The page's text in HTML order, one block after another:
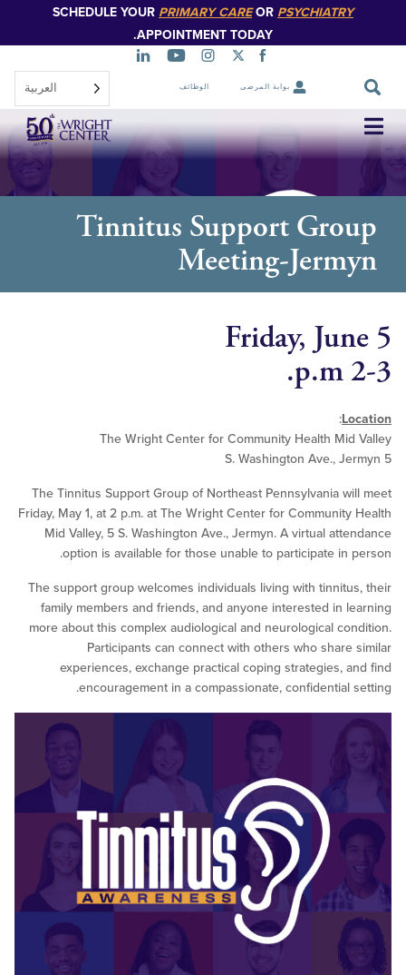
الرئيسي
SCHEDULE YOURPRIMARY CAREOR
APPOINTMENT TODAY.
بوابة المرضى الوظائف العربية‏
تخطي
التنقل
Tinnitus Support
Meeting-
Friday,
The Wright Center for Community Health
The Tinnitus Support Group of Northeast Pennsylvania
Friday, May 1, at 2 p.m. at The Wright Center for
Mid Valley, 5 S. Washington Ave., Jermyn. A virtual
option is available for those unable to participate
The support group welcomes individuals living with
family members and friends, and anyone interested in
more about this complex audiological and neurological
Participants can connect with others who
experiences, exchange practical coping strategies,
encouragement in a compassionate,